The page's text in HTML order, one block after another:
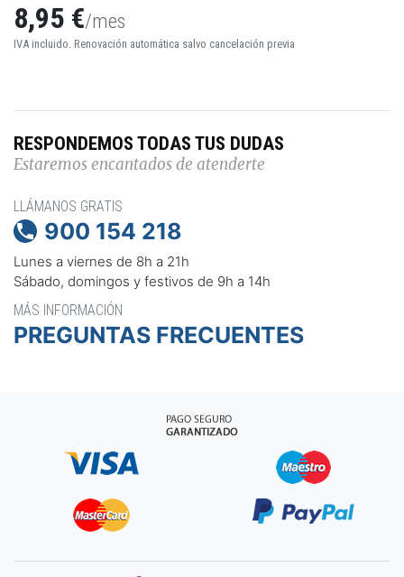
8,95 €/mes
IVA incluido. Renovación automática salvo cancelación previa
RESPONDEMOS TODAS TUS DUDAS
Estaremos encantados de atenderte
LLÁMANOS GRATIS
 900 154 218
Lunes a viernes de 8h a 21h
Sábado, domingos y festivos de 9h a 14h
MÁS INFORMACIÓN
PREGUNTAS FRECUENTES